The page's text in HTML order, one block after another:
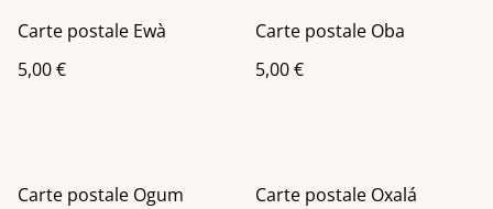
Carte postale Ewà
5,00 €
Carte postale Oba
5,00 €
Carte postale Ogum
Carte postale Oxalá